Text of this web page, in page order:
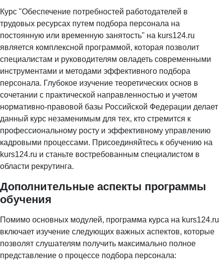
Курс "Обеспечение потребностей работодателей в
трудовых ресурсах путем подбора персонала на
постоянную или временную занятость" на kurs124.ru
является комплексной программой, которая позволит
специалистам и руководителям овладеть современными
инструментами и методами эффективного подбора
персонала. Глубокое изучение теоретических основ в
сочетании с практической направленностью и учетом
нормативно-правовой базы Российской Федерации делает
данный курс незаменимым для тех, кто стремится к
профессиональному росту и эффективному управлению
кадровыми процессами. Присоединяйтесь к обучению на
kurs124.ru и станьте востребованным специалистом в
области рекрутинга.
Дополнительные аспекты программы
обучения
Помимо основных модулей, программа курса на kurs124.ru
включает изучение следующих важных аспектов, которые
позволят слушателям получить максимально полное
представление о процессе подбора персонала: